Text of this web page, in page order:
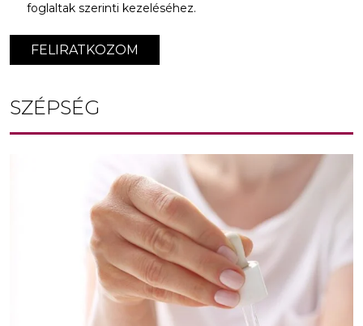
FELIRATKOZOM
foglaltak szerinti kezeléséhez.
SZÉPSÉG